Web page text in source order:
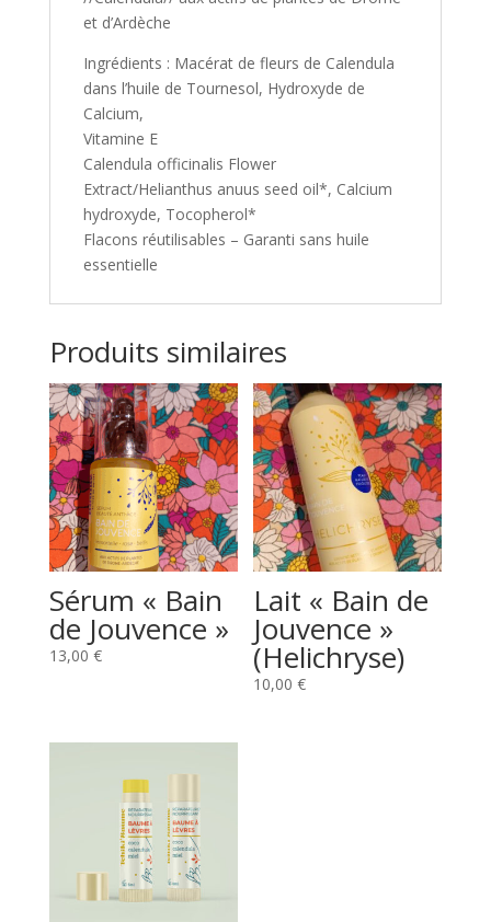
et d’Ardèche
Ingrédients : Macérat de fleurs de Calendula
dans l’huile de Tournesol, Hydroxyde de
Calcium,
Vitamine E
Calendula officinalis Flower
Extract/Helianthus anuus seed oil*, Calcium
hydroxyde, Tocopherol*
Flacons réutilisables – Garanti sans huile
essentielle
Produits similaires
Sérum « Bain
de Jouvence »
13,00 €
Lait « Bain de
Jouvence »
(Helichryse)
10,00€